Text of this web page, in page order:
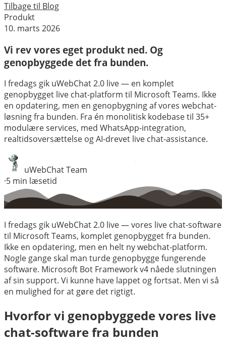
Tilbage til Blog
Produkt
10. marts 2026
Vi rev vores eget produkt ned. Og
genopbyggede det fra bunden.
I fredags gik uWebChat 2.0 live — en komplet
genopbygget live chat-platform til Microsoft Teams. Ikke
en opdatering, men en genopbygning af vores webchat-
løsning fra bunden. Fra én monolitisk kodebase til 35+
modulære services, med WhatsApp-integration,
realtidsoversættelse og AI-drevet live chat-assistance.
uWebChat Team
·5 min læsetid
I fredags gik uWebChat 2.0 live — vores live chat-software
til Microsoft Teams, komplet genopbygget fra bunden.
Ikke en opdatering, men en helt ny webchat-platform.
Nogle gange skal man turde genopbygge fungerende
software. Microsoft Bot Framework v4 nåede slutningen
af sin support. Vi kunne have lappet og fortsat. Men vi så
en mulighed for at gøre det rigtigt.
Hvorfor vi genopbyggede vores live
chat-software fra bunden